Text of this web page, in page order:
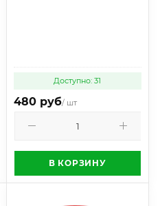
Доступно: 31
480 руб/ шт
В КОРЗИНУ